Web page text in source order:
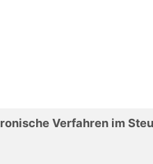
Verfahren im